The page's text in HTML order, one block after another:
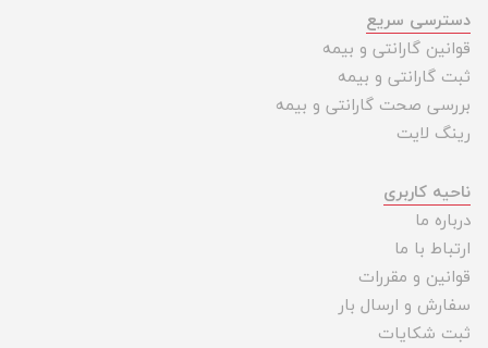
دسترسی سریع
قوانین گارانتی و بیمه
ثبت گارانتی و بیمه
بررسی صحت گارانتی و بیمه
رینگ لایت
ناحیه کاربری
درباره ما
ارتباط با ما
قوانین و مقررات
سفارش و ارسال بار
ثبت شکایات